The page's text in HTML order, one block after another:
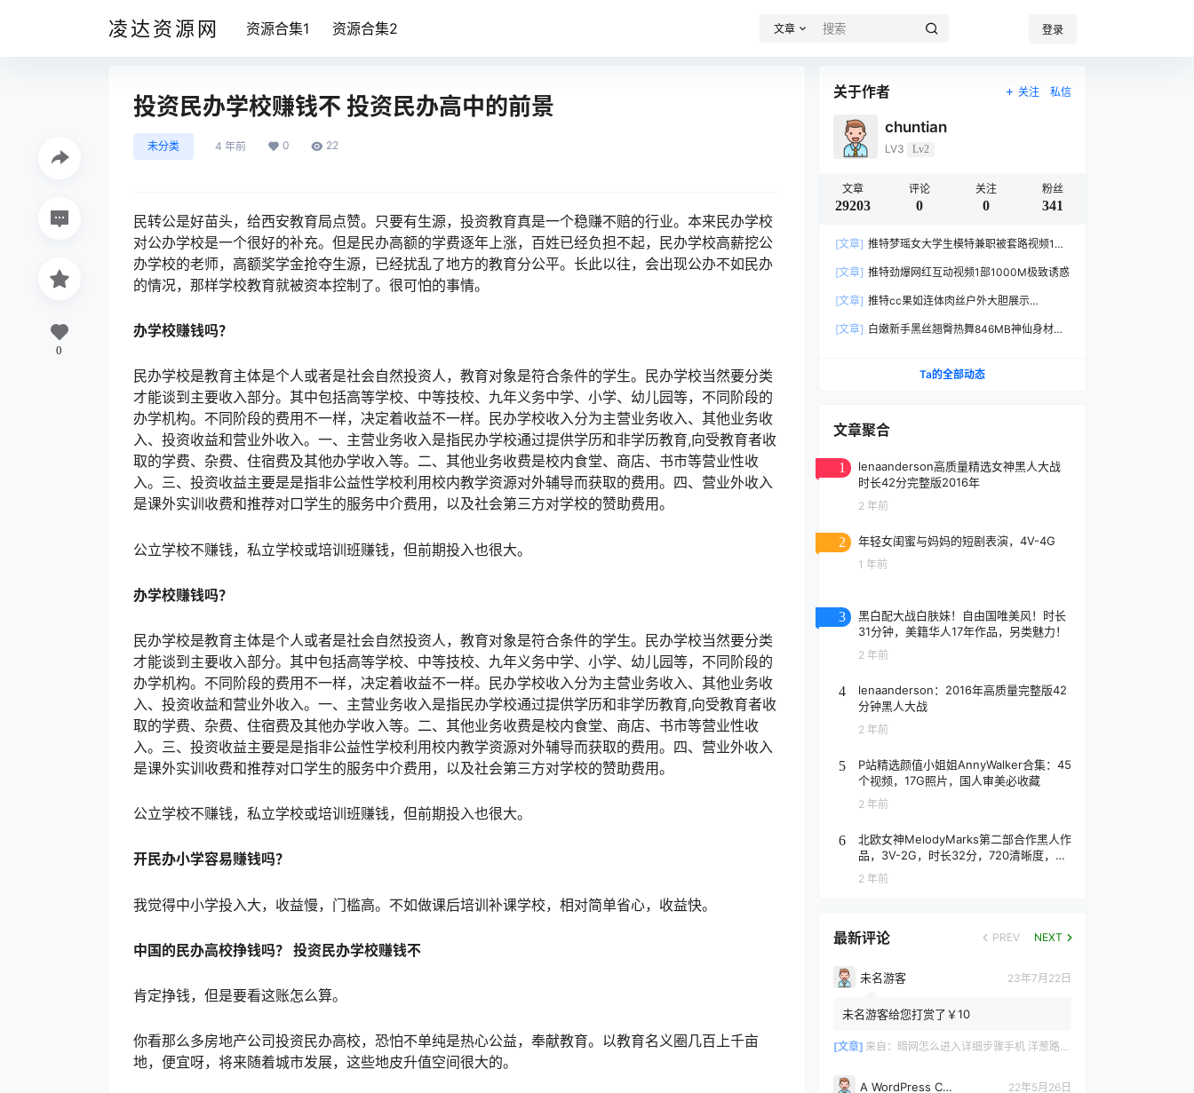
凌达资源网 资源合集1 资源合集2 文章 登录
投资民办学校赚钱不 投资民办高中的前景
未分类 4 年前 0 22
民转公是好苗头，给西安教育局点赞。只要有生源，投资教育真是一个稳赚不赔的行业。本来民办学校
对公办学校是一个很好的补充。但是民办高额的学费逐年上涨，百姓已经负担不起，民办学校高薪挖公
办学校的老师，高额奖学金抢夺生源，已经扰乱了地方的教育分公平。长此以往，会出现公办不如民办
的情况，那样学校教育就被资本控制了。很可怕的事情。
办学校赚钱吗？
民办学校是教育主体是个人或者是社会自然投资人，教育对象是符合条件的学生。民办学校当然要分类
才能谈到主要收入部分。其中包括高等学校、中等技校、九年义务中学、小学、幼儿园等，不同阶段的
办学机构。不同阶段的费用不一样，决定着收益不一样。民办学校收入分为主营业务收入、其他业务收
入、投资收益和营业外收入。一、主营业务收入是指民办学校通过提供学历和非学历教育,向受教育者收
取的学费、杂费、住宿费及其他办学收入等。二、其他业务收费是校内食堂、商店、书市等营业性收
入。三、投资收益主要是是指非公益性学校利用校内教学资源对外辅导而获取的费用。四、营业外收入
是课外实训收费和推荐对口学生的服务中介费用，以及社会第三方对学校的赞助费用。
公立学校不赚钱，私立学校或培训班赚钱，但前期投入也很大。
办学校赚钱吗？
民办学校是教育主体是个人或者是社会自然投资人，教育对象是符合条件的学生。民办学校当然要分类
才能谈到主要收入部分。其中包括高等学校、中等技校、九年义务中学、小学、幼儿园等，不同阶段的
办学机构。不同阶段的费用不一样，决定着收益不一样。民办学校收入分为主营业务收入、其他业务收
入、投资收益和营业外收入。一、主营业务收入是指民办学校通过提供学历和非学历教育,向受教育者收
取的学费、杂费、住宿费及其他办学收入等。二、其他业务收费是校内食堂、商店、书市等营业性收
入。三、投资收益主要是是指非公益性学校利用校内教学资源对外辅导而获取的费用。四、营业外收入
是课外实训收费和推荐对口学生的服务中介费用，以及社会第三方对学校的赞助费用。
公立学校不赚钱，私立学校或培训班赚钱，但前期投入也很大。
开民办小学容易赚钱吗？
我觉得中小学投入大，收益慢，门槛高。不如做课后培训补课学校，相对简单省心，收益快。
中国的民办高校挣钱吗？ 投资民办学校赚钱不
肯定挣钱，但是要看这账怎么算。
你看那么多房地产公司投资民办高校，恐怕不单纯是热心公益，奉献教育。以教育名义圈几百上千亩
地，便宜呀，将来随着城市发展，这些地皮升值空间很大的。
0
关于作者 关注 私信
chuntian
LV3 Lv2
文章
29203
评论
0
关注
0
粉丝
341
[文章] 推特梦瑶女大学生模特兼职被套路视频1部
[文章] 推特劲爆网红互动视频1部1000M极致诱惑
[文章] 推特cc果如连体肉丝户外大胆展示
[文章] 白嫩新手黑丝翘臀热舞846MB神仙身材太
Ta的全部动态
文章聚合
1
lenaanderson高质量精选女神黑人大战
时长42分完整版2016年
2 年前
2 年轻女闺蜜与妈妈的短剧表演，4V-4G
1 年前
3
黑白配大战白肤妹！自由国唯美风！时长
31分钟，美籍华人17年作品，另类魅力！
2 年前
4
lenaanderson：2016年高质量完整版42
分钟黑人大战
2 年前
5
P站精选颜值小姐姐AnnyWalker合集：45
个视频，17G照片，国人审美必收藏
2 年前
6
北欧女神MelodyMarks第二部合作黑人作
品，3V-2G，时长32分，720清晰度，抢
先版！
2 年前
最新评论 PREV NEXT
未名游客 23年7月22日
未名游客给您打赏了￥10
[文章] 来自： 暗网怎么进入详细步骤手机 洋葱路由器手机使用教程
A WordPress Commenter 22年5月26日